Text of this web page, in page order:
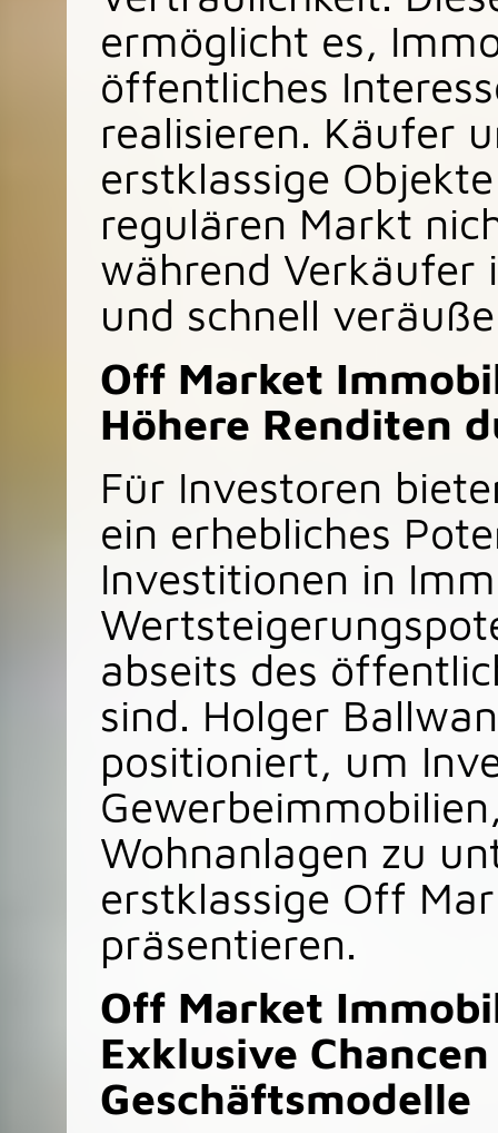
ermöglicht es,
öffentliches
realisieren. Käufer
erstklassige
regulären Markt
während Verkäufer
und schnell
Off Market
Höhere Renditen
Für Investoren
ein erhebliches
Investitionen in
abseits des
sind. Holger
positioniert, um
Wohnanlagen zu
erstklassige Off
präsentieren.
Off Market
Exklusive
Geschäftsmodelle